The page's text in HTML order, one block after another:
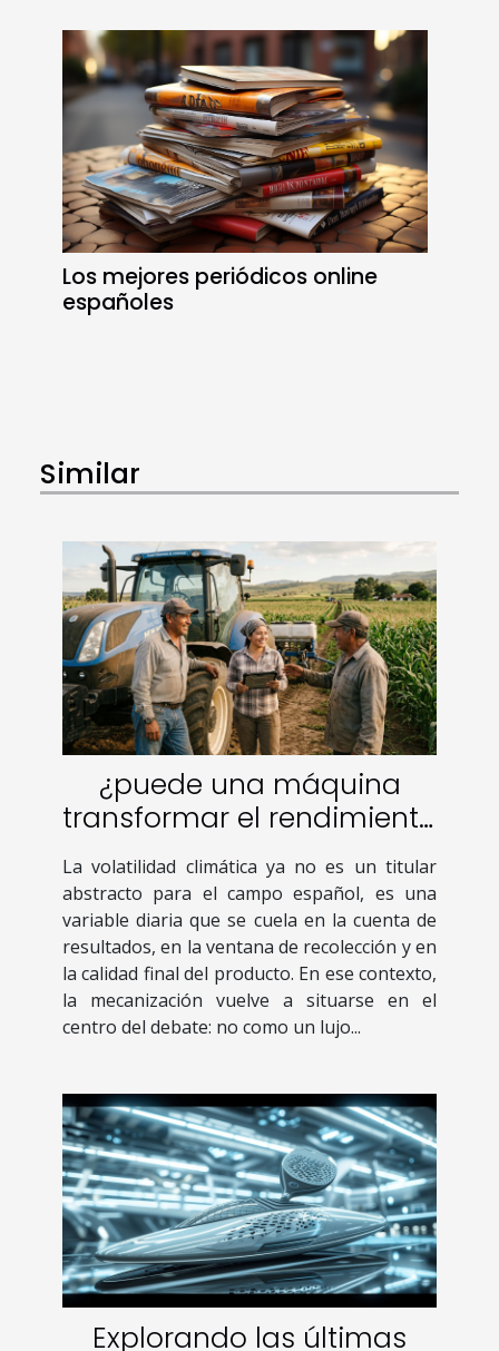
Los mejores periódicos online
españoles
Similar
¿puede una máquina
transformar el rendimiento
de una cosecha?
experiencia de
agricultores reales
La volatilidad climática ya no es un titular
abstracto para el campo español, es una
variable diaria que se cuela en la cuenta de
resultados, en la ventana de recolección y en
la calidad final del producto. En ese contexto,
la mecanización vuelve a situarse en el
centro del debate: no como un lujo...
Explorando las últimas